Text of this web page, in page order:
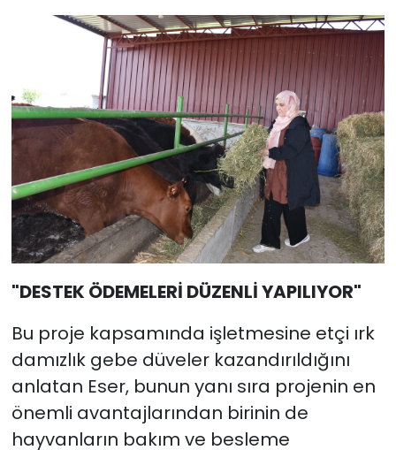
"DESTEK ÖDEMELERİ DÜZENLİ YAPILIYOR"
Bu proje kapsamında işletmesine etçi ırk
damızlık gebe düveler kazandırıldığını
anlatan Eser, bunun yanı sıra projenin en
önemli avantajlarından birinin de
hayvanların bakım ve besleme